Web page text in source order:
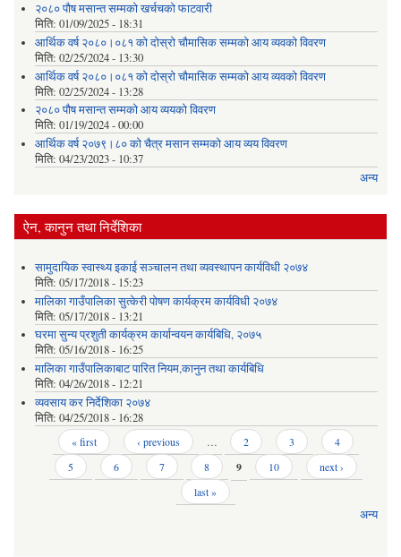
२०८० पौष मसान्त सम्मको खर्चचको फाटवारी
मिति: 01/09/2025 - 18:31
आर्थिक वर्ष २०८०।०८१ को दोस्रो चौमासिक सम्मको आय व्यवको विवरण
मिति: 02/25/2024 - 13:30
आर्थिक वर्ष २०८०।०८१ को दोस्रो चौमासिक सम्मको आय व्यवको विवरण
मिति: 02/25/2024 - 13:28
२०८० पौष मसान्त सम्मको आय व्ययको विवरण
मिति: 01/19/2024 - 00:00
आर्थिक वर्ष २०७९।८० को चैत्र मसान सम्मको आय व्यय विवरण
मिति: 04/23/2023 - 10:37
अन्य
ऐन, कानुन तथा निर्देशिका
सामुदायिक स्वास्थ्य इकाई सञ्चालन तथा व्यवस्थापन कार्यविधी २०७४
मिति: 05/17/2018 - 15:23
मालिका गाउँपालिका सुत्केरी पोषण कार्यक्रम कार्यविधी २०७४
मिति: 05/17/2018 - 13:21
घरमा सुन्य प्रशुती कार्यक्रम कार्यान्वयन कार्यबिधि, २०७५
मिति: 05/16/2018 - 16:25
मालिका गाउँपालिकाबाट पारित नियम,कानुन तथा कार्यबिधि
मिति: 04/26/2018 - 12:21
व्यवसाय कर निर्देशिका २०७४
मिति: 04/25/2018 - 16:28
Pages « first ‹ previous … 2 3
4
5
6 7 8 9 10
next ›
last »
अन्य